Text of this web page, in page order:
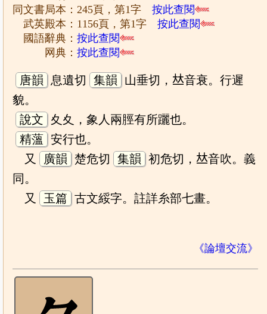
同文書局本：245頁，第1字按此查閱
武英殿本：1156頁，第1字按此查閱
國語辭典：按此查閱
网典：按此查閱
唐韻 息遺切 集韻
山垂切，𠀤音衰。行遲
貌。
說文
夊夊，象人兩脛有所躧也。
精薀 安行也。
又
廣韻 楚危切 集韻 初危切，𠀤音吹。義
同。
又
玉篇 古文綏字。註詳糸部七畫。
《論壇交流》